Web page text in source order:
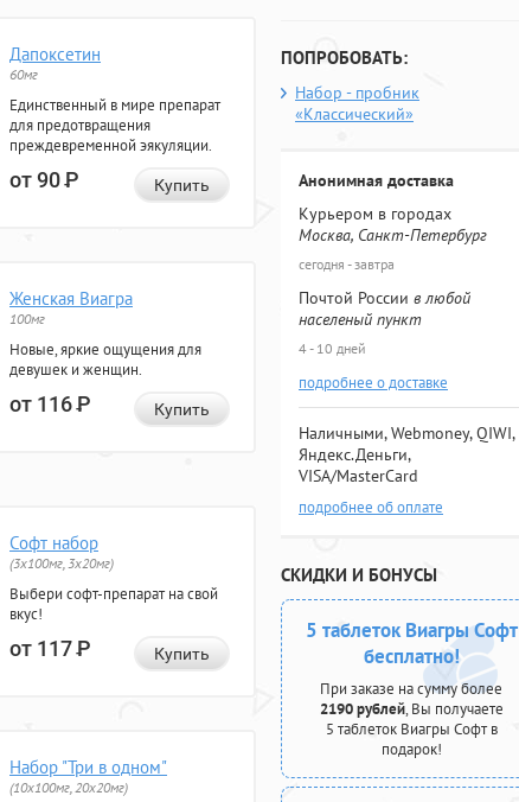
Дапоксетин
60мг
Единственный в мире препарат
для предотвращения
преждевременной эякуляции.
от 90Р Купить
Женская Виагра
100мг
Новые, яркие ощущения для
девушек и женщин.
от 116Р Купить
Софт набор
(3x100мг, 3x20мг)
Выбери софт-препарат на свой
вкус!
от 117Р Купить
Набор "Три в одном"
(10x100мг, 20x20мг)
ПОПРОБОВАТЬ:
Набор - пробник
«Классический»
Анонимная доставка
Курьером в городах
Москва, Санкт-Петербург
сегодня - завтра
Почтой России в любой
населеный пункт
4 - 10 дней
подробнее о доставке
Наличными, Webmoney, QIWI,
Яндекс.Деньги,
VISA/MasterCard
подробнее об оплате
СКИДКИ И БОНУСЫ
5 таблеток Виагры Софт
бесплатно!
При заказе на сумму более
2190 рублей, Вы получаете
5 таблеток Виагры Софт в
подарок!